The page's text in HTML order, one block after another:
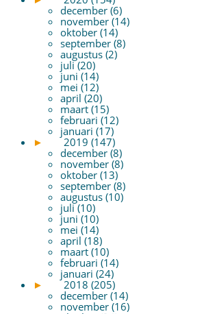
december (6)
november (14)
oktober (14)
september (8)
augustus (2)
juli (20)
juni (14)
mei (12)
april (20)
maart (15)
februari (12)
januari (17)
►
2019 (147)
december (8)
november (8)
oktober (13)
september (8)
augustus (10)
juli (10)
juni (10)
mei (14)
april (18)
maart (10)
februari (14)
januari (24)
►
2018 (205)
december (14)
november (16)